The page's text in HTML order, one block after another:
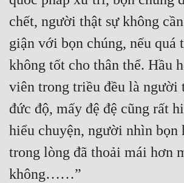
Tu Tiên
Tội Phạm
Võ Hiệp
Võng Du
Xuyên Không
Xuyên Nhanh
Xuyên Sách
chết, người thật sự không
giận với bọn chúng, nếu quá
không tốt cho thân thể. Hầu
viên trong triều đều là người
đức độ, mấy đệ đệ cũng rất
hiểu chuyện, người nhìn bọn
trong lòng đã thoải mái hơn
không……”